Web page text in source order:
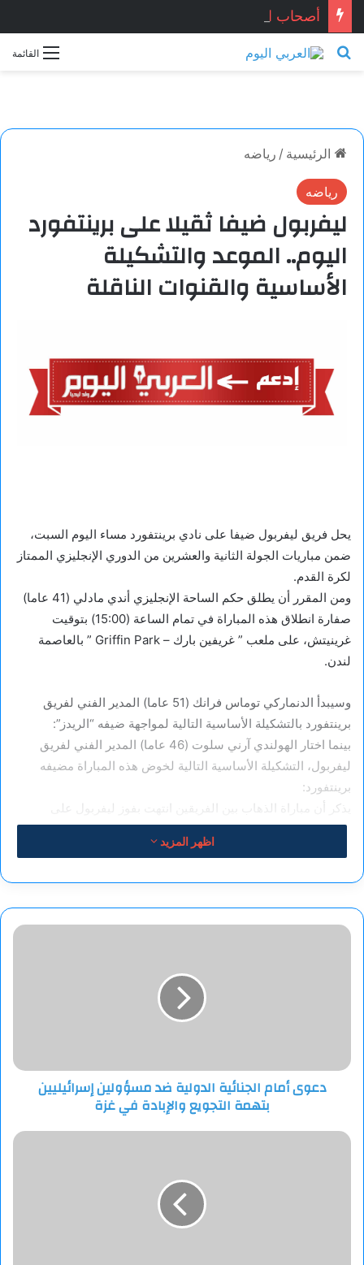
أصحاب الحياد.. بقلم الأديب التونسي: معز ماني
القائمة بحث عن
الرئيسية / رياضه
رياضه
ليفربول ضيفا ثقيلا على برينتفورد
اليوم.. الموعد والتشكيلة
الأساسية والقنوات الناقلة
يحل فريق ليفربول ضيفا على نادي برينتفورد مساء اليوم السبت،
ضمن مباريات الجولة الثانية والعشرين من الدوري الإنجليزي الممتاز
لكرة القدم.
ومن المقرر أن يطلق حكم الساحة الإنجليزي أندي مادلي (41 عاما)
صفارة انطلاق هذه المباراة في تمام الساعة (15:00) بتوقيت
غرينيتش، على ملعب ” غريفين بارك – Griffin Park ” بالعاصمة
لندن.
وسيبدأ الدنماركي توماس فرانك (51 عاما) المدير الفني لفريق
برينتفورد بالتشكيلة الأساسية التالية لمواجهة ضيفه “الريدز”:
بينما اختار الهولندي آرني سلوت (46 عاما) المدير الفني لفريق
ليفربول، التشكيلة الأساسية التالية لخوض هذه المباراة مضيفه
برينتفورد:
يذكر أن مباراة الذهاب بين الفريقين انتهت بفوز ليفربول على
برينتفورد بهدفين نظيفين في المباراة التي جمعتهما يوم 25
أغسطس 2024، على ملعب “أنفيلد”، وذلك في إطار منافسات
لكرة القدم “البريمير ليغ” برصيد 47 نقطة، ولديه مباراة مؤجلة أمام
جاره إيفرتون.
بينما يحتل نادي برينتفورد المركز الحادي عشر على سلم الترتيب
برصيد 28 نقطةوفي ما يلي بعض القنوات الناقلة لمباراة اليوم بين
beIN Sports HD 1
beIN Sports HD 1 English
Premier Sports 1 Ireland HD
اظهر المزيد
دعوى
التجويع
والإبادةدعوى أمام الجنائية الدولية ضد مسؤولين إسرائيليين
بتهمة التجويع والإبادة في غزة
بحضور